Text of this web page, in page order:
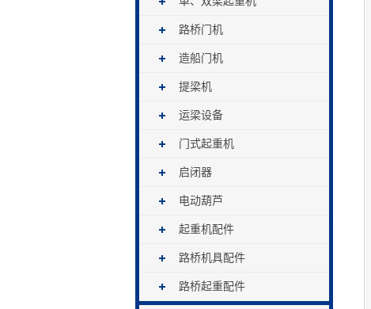
路桥门机
造船门机
提梁机
运梁设备
门式起重机
启闭器
电动葫芦
起重机配件
路桥机具配件
路桥起重配件